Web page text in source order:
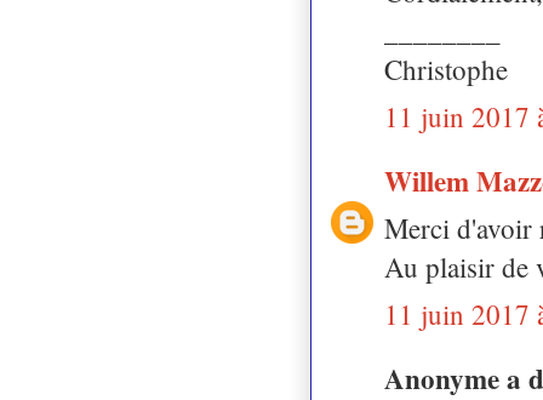
Christophe
11 juin 2017
Willem
Merci d'avoir
Au plaisir de
11 juin 2017
Anonyme a